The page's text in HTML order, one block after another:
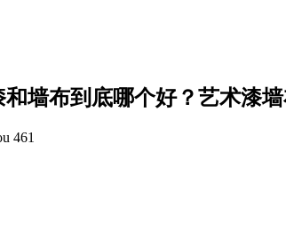
和墙布到底哪个好？艺术漆
461